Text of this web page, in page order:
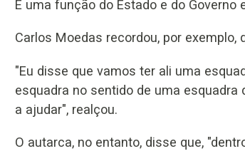
É uma função do Estado e do
Carlos Moedas recordou, por
"Eu disse que vamos ter ali uma
esquadra no sentido de uma esquadra
a ajudar", realçou.
O autarca, no entanto, disse que,